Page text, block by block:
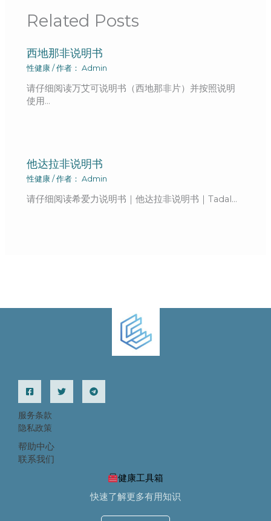
Related Posts
西地那非说明书
性健康 / 作者： Admin
请仔细阅读万艾可说明书（西地那非片）并按照说明
使用…
他达拉非说明书
性健康 / 作者： Admin
请仔细阅读希爱力说明书｜他达拉非说明书｜Tadal…
服务条款
隐私政策
帮助中心
联系我们
健康工具箱
快速了解更多有用知识